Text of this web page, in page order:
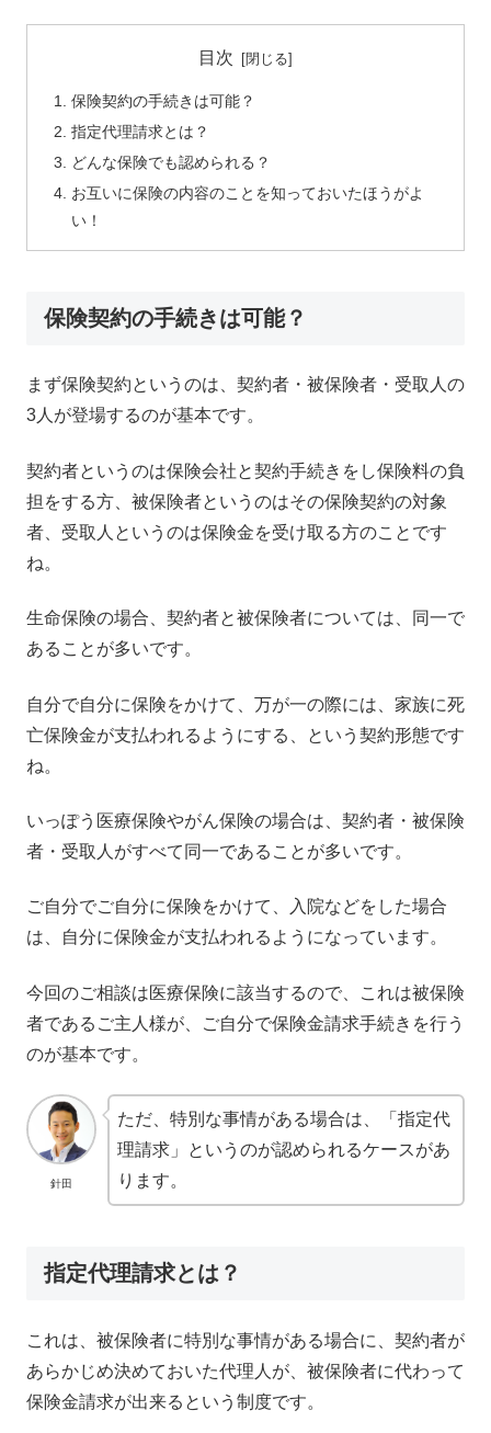
目次
保険契約の手続きは可能？
指定代理請求とは？
どんな保険でも認められる？
お互いに保険の内容のことを知っておいたほうがよ
い！
保険契約の手続きは可能？
まず保険契約というのは、契約者・被保険者・受取人の
3人が登場するのが基本です。
契約者というのは保険会社と契約手続きをし保険料の負
担をする方、被保険者というのはその保険契約の対象
者、受取人というのは保険金を受け取る方のことです
ね。
生命保険の場合、契約者と被保険者については、同一で
あることが多いです。
自分で自分に保険をかけて、万が一の際には、家族に死
亡保険金が支払われるようにする、という契約形態です
ね。
いっぽう医療保険やがん保険の場合は、契約者・被保険
者・受取人がすべて同一であることが多いです。
ご自分でご自分に保険をかけて、入院などをした場合
は、自分に保険金が支払われるようになっています。
今回のご相談は医療保険に該当するので、これは被保険
者であるご主人様が、ご自分で保険金請求手続きを行う
のが基本です。
針田
ただ、特別な事情がある場合は、「指定代
理請求」というのが認められるケースがあ
ります。
指定代理請求とは？
これは、被保険者に特別な事情がある場合に、契約者が
あらかじめ決めておいた代理人が、被保険者に代わって
保険金請求が出来るという制度です。